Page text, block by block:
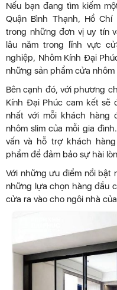
Nếu bạn đang tìm kiếm
Quận Bình Thạnh, Hồ
trong những đơn vị uy tín
lâu năm trong lĩnh vực
nghiệp, Nhôm Kính Đại
những sản phẩm cửa
Bên cạnh đó, với phương
Kính Đại Phúc cam kết
nhất với mỗi khách hàng
nhôm slim của mỗi gia
vấn và hỗ trợ khách
phẩm để đảm bảo sự hài
Với những ưu điểm nổi bật
những lựa chọn hàng đầu
cửa ra vào cho ngôi nhà